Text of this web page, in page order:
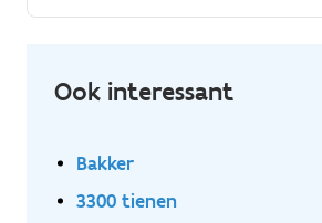
Ook interessant
Bakker
3300 tienen